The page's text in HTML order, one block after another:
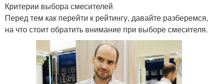
Критерии выбора смесителей
Перед тем как перейти к рейтингу, давайте разберемся,
на что стоит обратить внимание при выборе смесителя.